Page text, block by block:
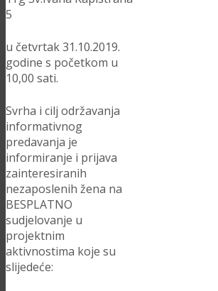
5
u četvrtak 31.10.2019.
godine s početkom u
10,00 sati.
Svrha i cilj održavanja
informativnog
predavanja je
informiranje i prijava
zainteresiranih
nezaposlenih žena na
BESPLATNO
sudjelovanje u
projektnim
aktivnostima koje su
slijedeće: